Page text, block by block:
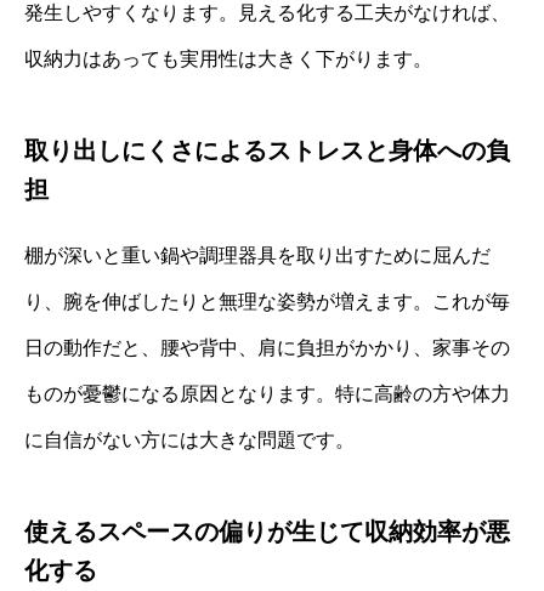
発生しやすくなります。見える化する工夫がなければ、
収納力はあっても実用性は大きく下がります。
取り出しにくさによるストレスと身体への負
担
棚が深いと重い鍋や調理器具を取り出すために屈んだ
り、腕を伸ばしたりと無理な姿勢が増えます。これが毎
日の動作だと、腰や背中、肩に負担がかかり、家事その
ものが憂鬱になる原因となります。特に高齢の方や体力
に自信がない方には大きな問題です。
使えるスペースの偏りが生じて収納効率が悪
化する